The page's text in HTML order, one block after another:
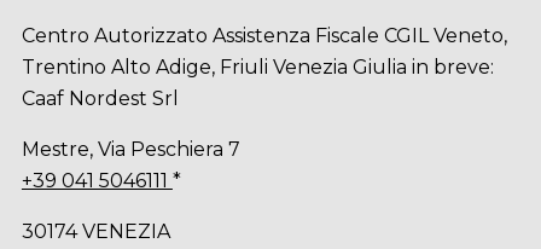
Centro Autorizzato Assistenza Fiscale CGIL Veneto,
Trentino Alto Adige, Friuli Venezia Giulia in breve:
Caaf Nordest Srl
Mestre, Via Peschiera 7
+39 041 5046111 *
30174 VENEZIA